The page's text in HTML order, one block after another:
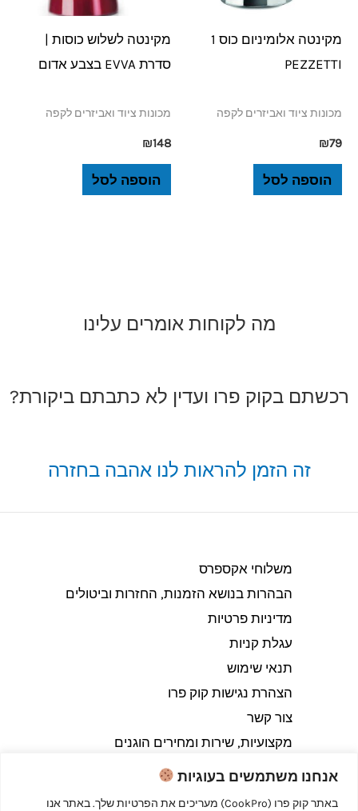
אנחנו משתמשים בעוגיות
באתר קוק פרו (CookPro) מעריכים את הפרטיות שלך. באתר אנו
מקינטה אלומיניום כוס 1
PEZZETTI
מכונות ציוד ואביזרים לקפה
₪79
הוספה לסל
מקינטה לשלוש כוסות |
סדרת EVVA בצבע אדום
מכונות ציוד ואביזרים לקפה
₪148
הוספה לסל
מה לקוחות אומרים עלינו
רכשתם בקוק פרו ועדין לא כתבתם ביקורת?
זה הזמן להראות לנו אהבה בחזרה
משלוחי אקספרס
הבהרות בנושא הזמנות, החזרות וביטולים​
מדיניות פרטיות
עגלת קניות
תנאי שימוש
הצהרת נגישות קוק פרו
צור קשר
מקצועיות, שירות ומחירים הוגנים